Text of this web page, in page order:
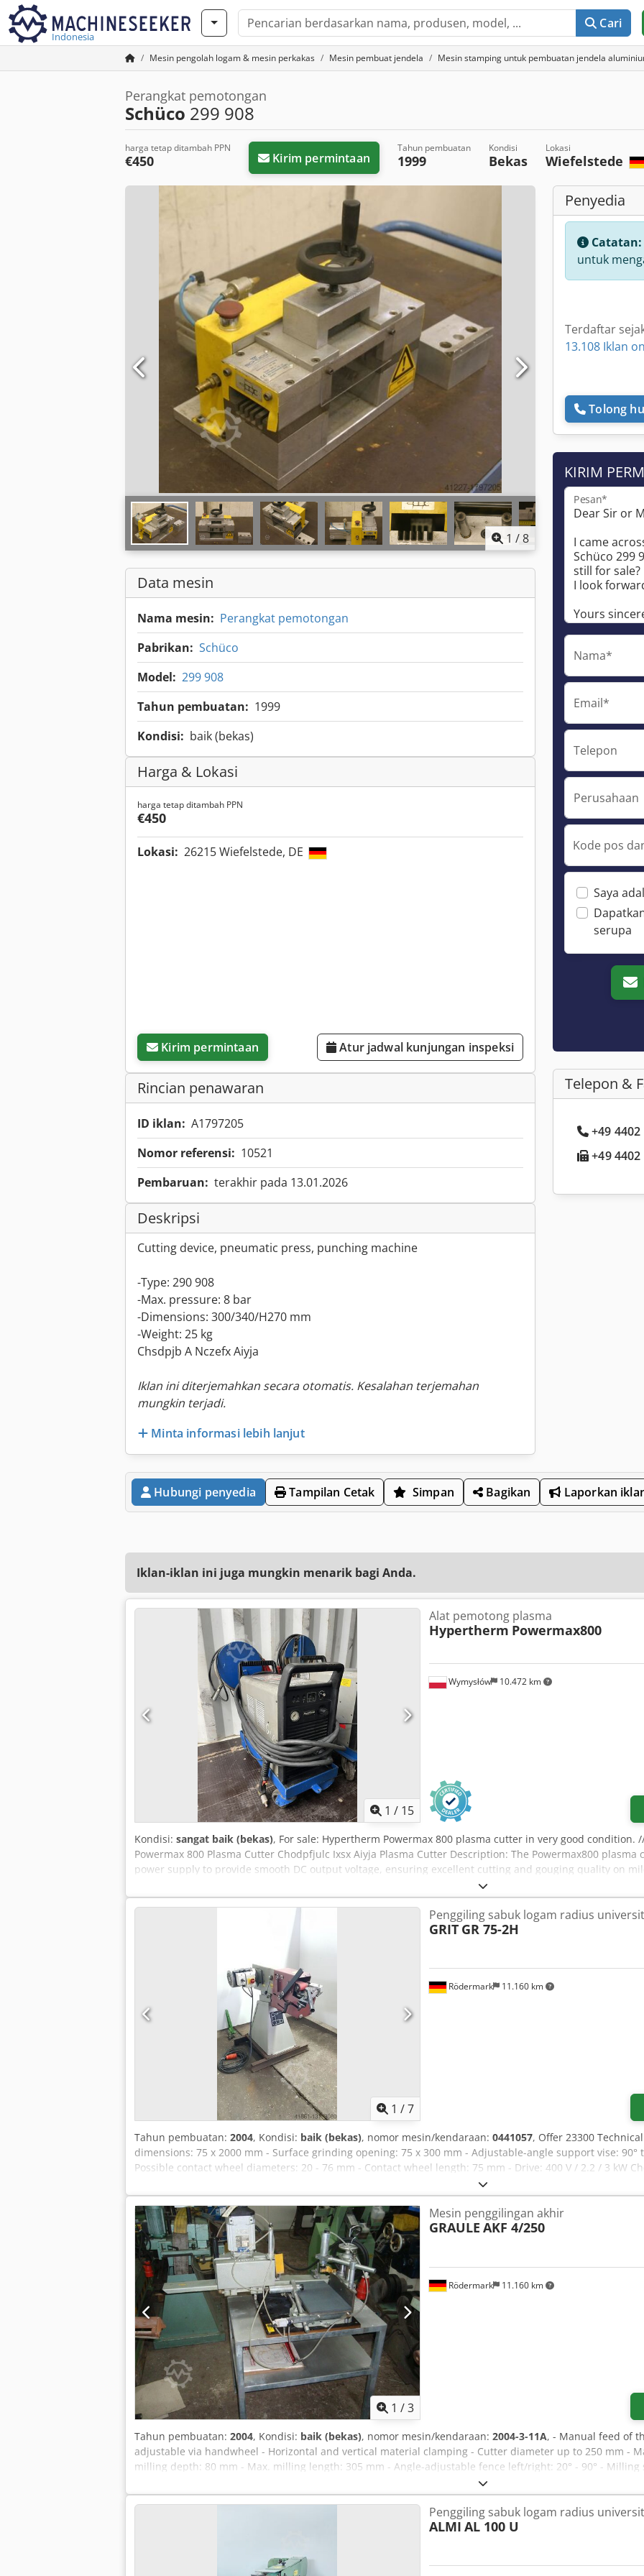
Indonesia
Cari
Mesin pengolah logam & mesin perkakas Mesin pembuat jendela Mesin stamping untuk pembuatan jendela
Perangkat pemotongan
Schüco 299 908
harga tetap ditambah PPN
€450 Kirim permintaan
Tahun pembuatan
1999
Kondisi
Bekas
Lokasi
Wiefelstede
1 /8
Data mesin
Nama mesin: Perangkat pemotongan
Pabrikan: Schüco
Model: 299 908
Tahun pembuatan: 1999
Kondisi: baik (bekas)
Harga & Lokasi
harga tetap ditambah PPN
€450
Lokasi: 26215 Wiefelstede, DE
Kirim permintaan Atur jadwal kunjungan inspeksi
Rincian penawaran
ID iklan: A1797205
Nomor referensi: 10521
Pembaruan: terakhir pada 13.01.2026
Deskripsi
Cutting device, pneumatic press, punching machine
-Type: 290 908
-Max. pressure: 8 bar
-Dimensions: 300/340/H270 mm
-Weight: 25 kg
Chsdpjb A Nczefx Aiyja
Iklan ini diterjemahkan secara otomatis. Kesalahan terjemahan
mungkin terjadi.
Minta informasi lebih lanjut
Penyedia
Catatan:
untuk
Terdaftar
13.108 Iklan
Tolong
KIRIM
Pesan*
Nama*
Email*
Telepon
Perusahaan
Kode pos
Saya
serupa
Telepon &
+49
+49
Hubungi penyedia Tampilan Cetak Simpan Bagikan Laporkan
Iklan-iklan ini juga mungkin menarik bagi Anda.
1 / 15
Wymysłów 10.472 km
Alat pemotong plasma
Hypertherm Powermax800
Kondisi: sangat baik (bekas), For sale: Hypertherm Powermax 800 plasma cutter in very good
Powermax 800 Plasma Cutter Chodpfjulc Ixsx Aiyja Plasma Cutter Description: The Powermax800
power supply to provide smooth DC output voltage, ensuring excellent cutting and gouging quality on
other metals. The Powermax800 power supply delivers a variable, constant output current from 20 to 50
across all metal thicknesses up to 1/2 inch (12 mm). At 50 amps, the Powermax800 can cut metals up to
1 /7
Rödermark 11.160 km
Penggiling sabuk logam radius
GRIT GR 75-2H
Tahun pembuatan: 2004, Kondisi: baik (bekas), nomor mesin/kendaraan: 0441057, Offer 23300
dimensions: 75 x 2000 mm - Surface grinding opening: 75 x 300 mm - Adjustable-angle support vise: 90°
Possible contact wheel diameters: 20 - 76 mm - Contact wheel length: 75 mm - Drive: 400 V / 2.2 / 3 kW
1440 / 2880 rpm - 1 piece contact wheel: 48 mm - Required floor space (approx.): W 800 x H 1000 x D
1 /3
Rödermark 11.160 km
Mesin penggilingan akhir
GRAULE AKF 4/250
Tahun pembuatan: 2004, Kondisi: baik (bekas), nomor mesin/kendaraan: 2004-3-11A, - Manual feed of
adjustable via handwheel - Horizontal and vertical material clamping - Cutter diameter up to 250 mm -
milling depth: 80 mm - Max. milling length: 305 mm - Angle-adjustable fence left/right: 20° - 90° - Milling
3.2 kW - Compressed air connection: 6 - 8 bar - Air consumption per working cycle: 10 l - Pneumatic
Required space approx. W 1100 x H 1300 x D 700 mm Cjdpfsf E Higex Aiyjha - Weight approx. 200 kg
Penggiling sabuk logam radius
ALMI AL 100 U